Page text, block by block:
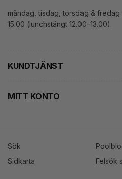
måndag, tisdag, torsdag & fredag
15.00 (lunchstängt 12.00–13.00).
KUNDTJÄNST
MITT KONTO
Sök
Sidkarta
Felsök